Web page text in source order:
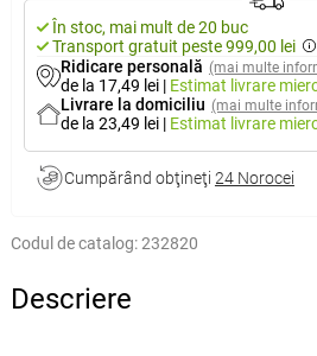
În stoc, mai mult de 20 buc
Transport gratuit peste 999,00 lei
Ridicare personală (mai multe
de la 17,49 lei | Estimat livrare
Livrare la domiciliu (mai multe
de la 23,49 lei | Estimat livrare
Cumpărând obţineţi 24 Norocei
Codul de catalog:232820
Descriere